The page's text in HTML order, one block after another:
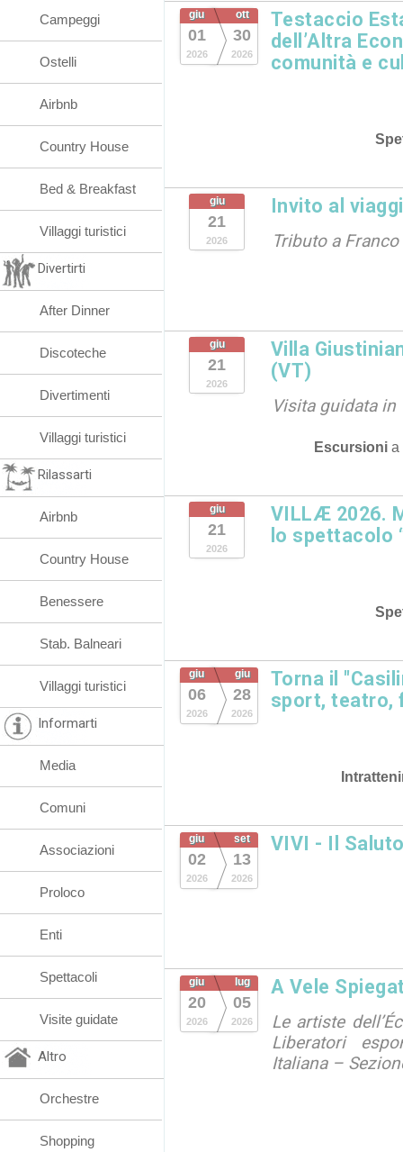
giu
01
2026
ott
30
2026
Testaccio
dell’Altra
comunità e
giu
21
2026
Invito al
Tributo a
giu
21
2026
Villa
(VT)
Visita guidata in
Escursioni a
giu
21
2026
VILLÆ 2026.
lo spettacolo
giu
06
2026
giu
28
2026
Torna il
sport, teatro,
giu
02
2026
set
13
2026
VIVI - Il
giu
20
2026
lug
05
2026
A Vele
Le artiste
Liberatori
Italiana –
Campeggi
Ostelli
Airbnb
Country House
Bed & Breakfast
Villaggi turistici
Divertirti
After Dinner
Discoteche
Divertimenti
Villaggi turistici
Rilassarti
Airbnb
Country House
Benessere
Stab. Balneari
Villaggi turistici
Informarti
Media
Comuni
Associazioni
Proloco
Enti
Spettacoli
Visite guidate
Altro
Orchestre
Shopping